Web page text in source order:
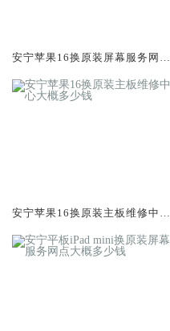
安宁苹果16换原装屏幕服务网点
安宁苹果16换原装主板维修中心